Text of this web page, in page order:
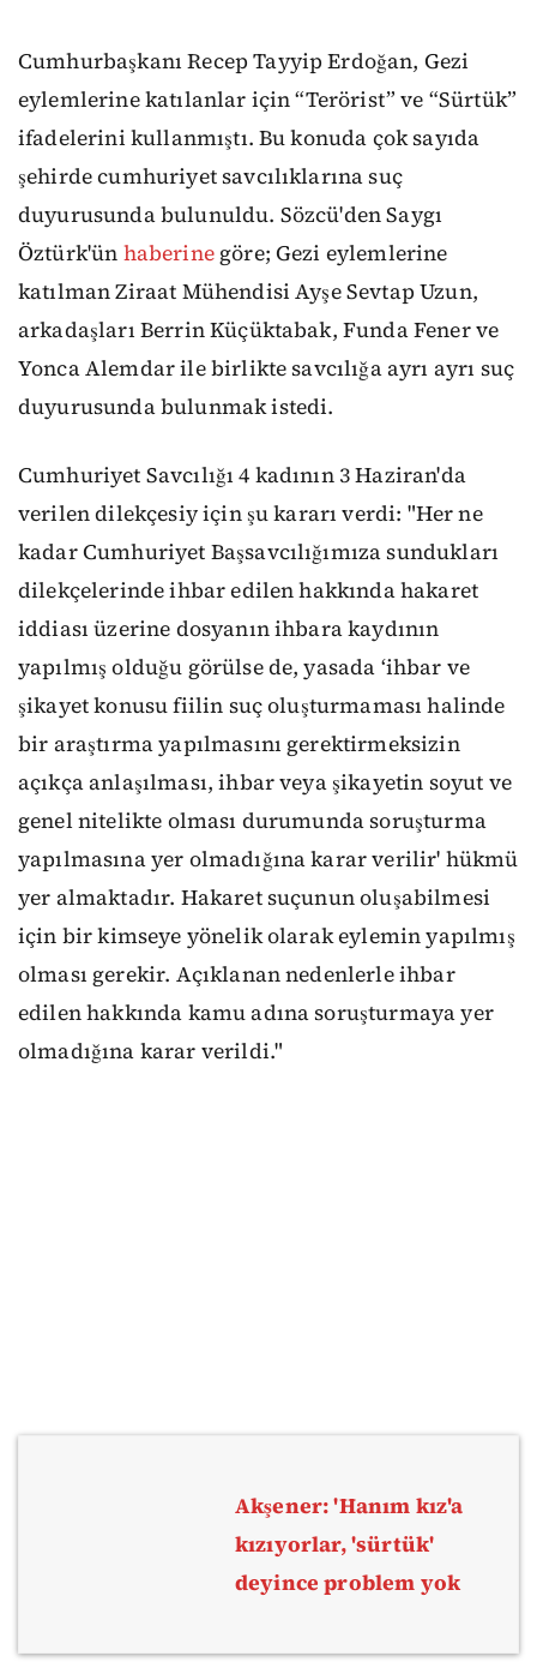
Cumhurbaşkanı Recep Tayyip Erdoğan, Gezi
eylemlerine katılanlar için “Terörist” ve “Sürtük”
ifadelerini kullanmıştı. Bu konuda çok sayıda
şehirde cumhuriyet savcılıklarına suç
duyurusunda bulunuldu. Sözcü'den Saygı
Öztürk'ün haberinegöre; Gezi eylemlerine
katılman Ziraat Mühendisi Ayşe Sevtap Uzun,
arkadaşları Berrin Küçüktabak, Funda Fener ve
Yonca Alemdar ile birlikte savcılığa ayrı ayrı suç
duyurusunda bulunmak istedi.
Cumhuriyet Savcılığı 4 kadının 3 Haziran'da
verilen dilekçesiy için şu kararı verdi: "Her ne
kadar Cumhuriyet Başsavcılığımıza sundukları
dilekçelerinde ihbar edilen hakkında hakaret
iddiası üzerine dosyanın ihbara kaydının
yapılmış olduğu görülse de, yasada ‘ihbar ve
şikayet konusu fiilin suç oluşturmaması halinde
bir araştırma yapılmasını gerektirmeksizin
açıkça anlaşılması, ihbar veya şikayetin soyut ve
genel nitelikte olması durumunda soruşturma
yapılmasına yer olmadığına karar verilir' hükmü
yer almaktadır. Hakaret suçunun oluşabilmesi
için bir kimseye yönelik olarak eylemin yapılmış
olması gerekir. Açıklanan nedenlerle ihbar
edilen hakkında kamu adına soruşturmaya yer
olmadığına karar verildi."
Akşener: 'Hanım kız'a
kızıyorlar, 'sürtük'
deyince problem yok